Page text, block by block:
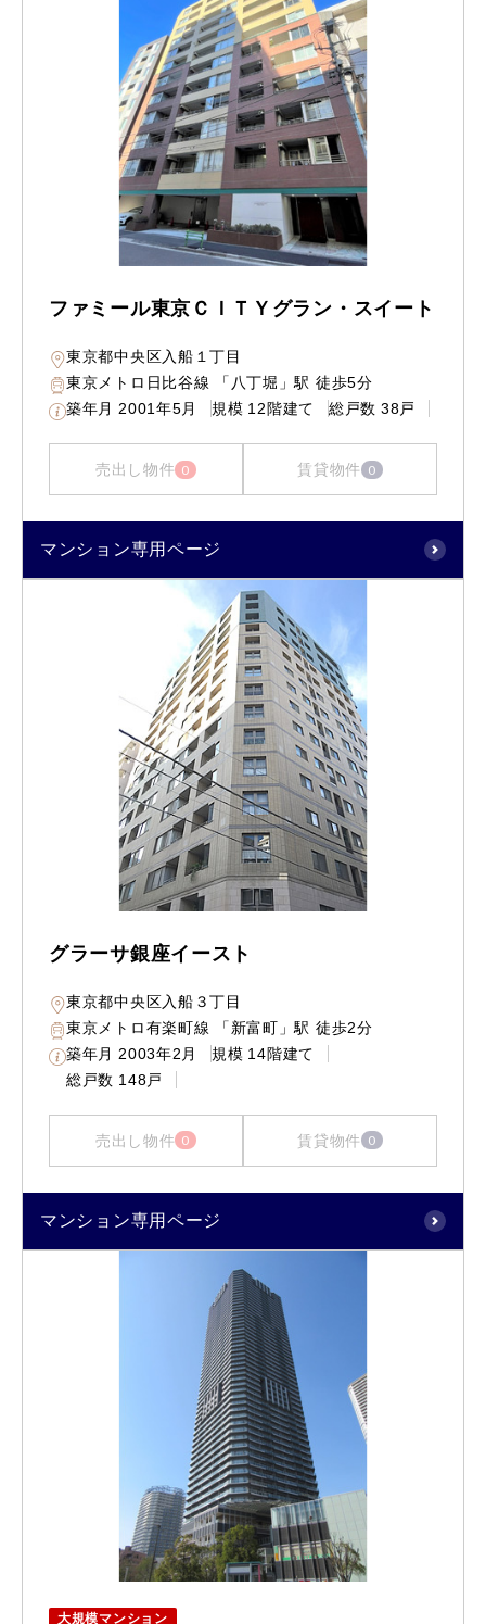
ファミール東京ＣＩＴＹグラン・スイート
東京都中央区入船１丁目
東京メトロ日比谷線 「八丁堀」駅 徒歩5分
築年月 2001年5月 規模 12階建て 総戸数 38戸
売出し物件 0 賃貸物件 0
マンション専用ページ
グラーサ銀座イースト
東京都中央区入船３丁目
東京メトロ有楽町線 「新富町」駅 徒歩2分
築年月 2003年2月 規模 14階建て
総戸数 148戸
売出し物件 0 賃貸物件 0
マンション専用ページ
大規模マンション